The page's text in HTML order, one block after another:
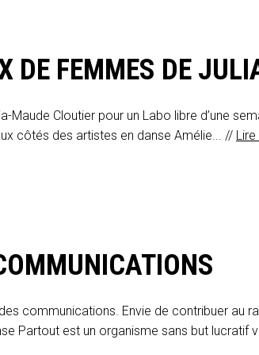
DE FEMMES DE
Cloutier pour un Labo libre d’une
côtés des artistes en danse Amélie... //
communications. Envie de contribuer au
Partout est un organisme sans but lucratif